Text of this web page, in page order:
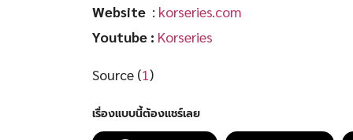
Website : korseries.com
Youtube : Korseries
Source (1)